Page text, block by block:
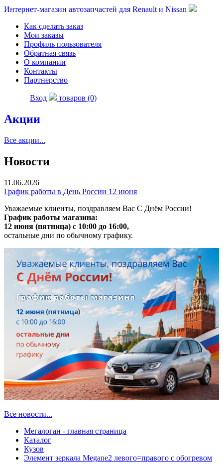
Интернет-магазин автозапчастей для Renault и Nissan
Как сделать заказ
Мои заказы
Профиль пользователя
Обратная связь
О компании
Контакты
Партнерство
Вход товаров (0)
Акции
Все акции...
Новости
11.06.2026
График работы в День России 12 июня
Уважаемые клиенты, поздравляем Вас С Днём России!
График работы магазина:
12 июня (пятница) с 10:00 до 16:00,
остальные дни по обычному графику.
Все новости...
Мегалоган - главная страница
Каталог
Кузов
Элемент зеркала Megane2 левого=правого с обогревом